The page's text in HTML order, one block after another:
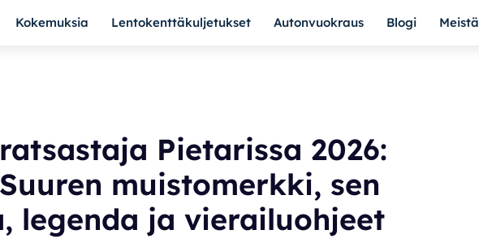
Kokemuksia Lentokenttäkuljetukset Autonvuokraus Blogi Meistä
Pietarissa 2026:
muistomerkki, sen
legenda ja vierailuohjeet